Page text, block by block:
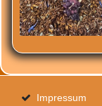
Impressum